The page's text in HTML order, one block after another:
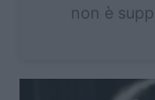
non è